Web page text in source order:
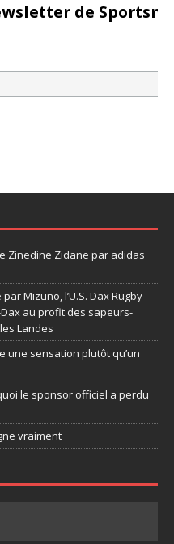
de
Zinedine Zidane par adidas
Mizuno, l’U.S. Dax Rugby
au profit des sapeurs-
Landes
une sensation plutôt qu’un
le sponsor officiel a perdu
vraiment